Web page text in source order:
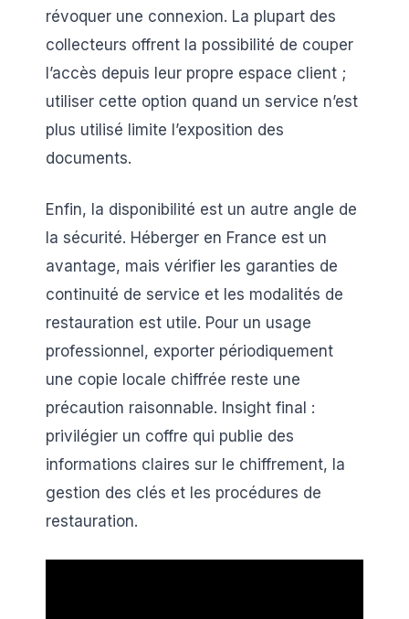
révoquer une connexion. La plupart des
collecteurs offrent la possibilité de couper
l’accès depuis leur propre espace client ;
utiliser cette option quand un service n’est
plus utilisé limite l’exposition des
documents.
Enfin, la disponibilité est un autre angle de
la sécurité. Héberger en France est un
avantage, mais vérifier les garanties de
continuité de service et les modalités de
restauration est utile. Pour un usage
professionnel, exporter périodiquement
une copie locale chiffrée reste une
précaution raisonnable. Insight final :
privilégier un coffre qui publie des
informations claires sur le chiffrement, la
gestion des clés et les procédures de
restauration.